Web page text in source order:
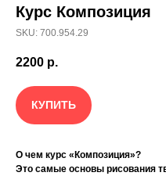
Курс Композиция
SKU: 700.954.29
2200 р.
КУПИТЬ
О чем курс «Композиция»?
Это самые основы рисования